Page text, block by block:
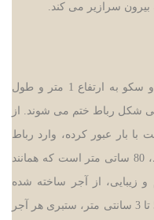
بیرون سرازیر می کند.
در آستانه ی در ورودی رباط مشجری، دو سکو به ارتفاع 1 متر و طول
شکل رباط ختم می شوند. از
با سهولت با بار عبور کرده، وارد رباط
می شدند. عرض ستون های طرفین رباط، 80 ساتی متر است که همانند
زیبایی، از آجر ساخته شده
است. ضخامت ملاط به کار برده شده 5/2 تا 3 سانتی متر، ستبری هر آجر